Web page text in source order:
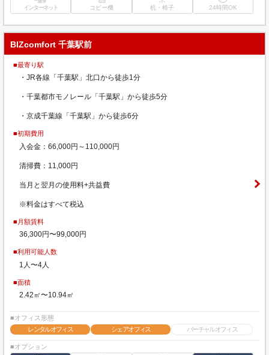
インターネット コピー機 机・椅子 24時間OK
BIZcomfort 千葉駅前
■最寄り駅
・JR各線「千葉駅」北口から徒歩1分
・千葉都市モノレール「千葉駅」から徒歩5分
・京成千葉線「千葉駅」から徒歩6分
■初期費用
入会金：66,000円～110,000円
清掃費：11,000円
当月と翌月の使用料+共益費
※料金はすべて税込
■月額賃料
36,300円〜99,000円
■利用可能人数
1人〜4人
■面積
2.42㎡〜10.94㎡
■オフィス形態
レンタルオフィス
シェアオフィス バーチャルオフィス
■オプション